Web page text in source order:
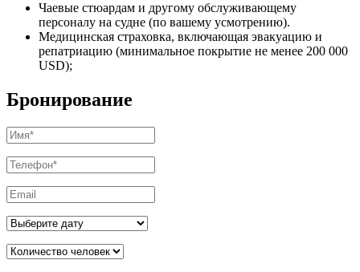
Чаевые стюардам и другому обслуживающему
персоналу на судне (по вашему усмотрению).
Медицинская страховка, включающая эвакуацию и
репатриацию (минимальное покрытие не менее 200 000
USD);
Бронирование